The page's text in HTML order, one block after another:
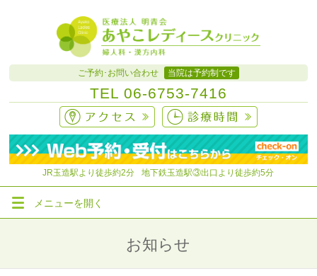
ご予約･お問い合わせ 当院は予約制です
TEL 06-6753-7416
JR玉造駅より徒歩約2分 地下鉄玉造駅③出口より徒歩約5分
メニューを開く
お知らせ